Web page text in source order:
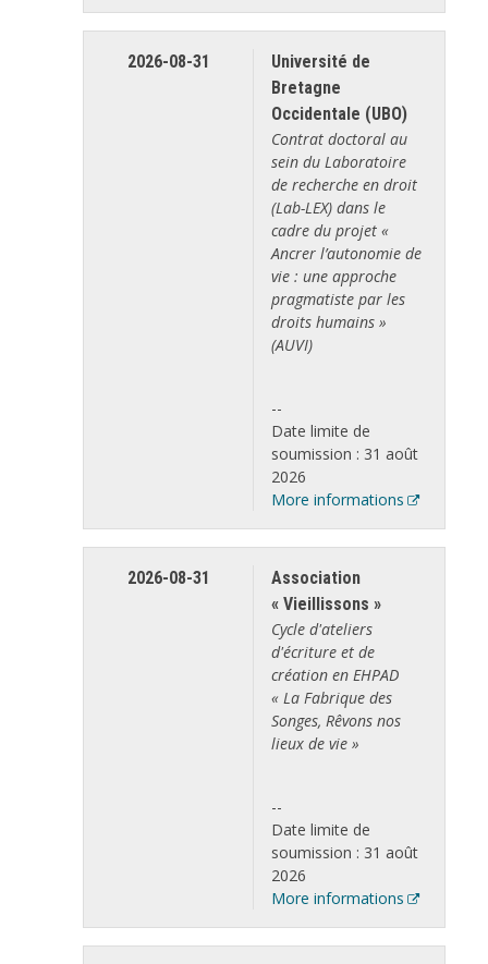
2026-08-31
Université de
Bretagne
Occidentale (UBO)
Contrat doctoral au
sein du Laboratoire
de recherche en droit
(Lab-LEX) dans le
cadre du projet «
Ancrer l’autonomie de
vie : une approche
pragmatiste par les
droits humains »
(AUVI)
--
Date limite de
soumission : 31 août
2026
More informations
2026-08-31
Association
« Vieillissons »
Cycle d'ateliers
d'écriture et de
création en EHPAD
« La Fabrique des
Songes, Rêvons nos
lieux de vie »
--
Date limite de
soumission : 31 août
2026
More informations